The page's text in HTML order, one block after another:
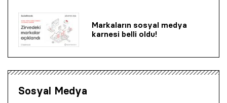
Markaların sosyal medya
karnesi belli oldu!
Sosyal Medya